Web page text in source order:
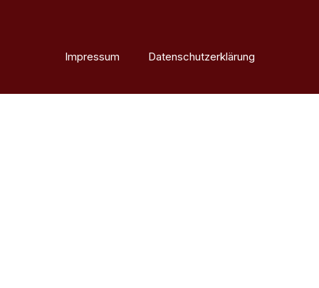
Impressum Datenschutzerklärung